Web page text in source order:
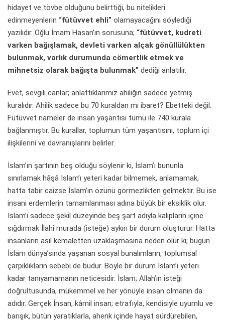
hidayet ve tövbe olduğunu belirttiği, bu nitelikleri
edinmeyenlerin “fütüvvet ehli” olamayacağını söylediği
yazılıdır. Oğlu İmam Hasan’ın sorusuna; “fütüvvet, kudreti
varken bağışlamak, devleti varken alçak gönüllülükten
bulunmak, varlık durumunda cömertlik etmek ve
mihnetsiz olarak bağışta bulunmak” dediği anlatılır.
Evet, sevgili canlar; anlattıklarımız ahiliğin sadece yetmiş
kuralıdır. Ahilik sadece bu 70 kuraldan mı ibaret? Ebetteki değil.
Fütüvvet nameler de insan yaşantısı tümü ile 740 kurala
bağlanmıştır. Bu kurallar, toplumun tüm yaşantısını, toplum içi
ilişkilerini ve davranışlarını belirler.
İslam’ın şartının beş olduğu söylenir ki, İslam’ı bununla
sınırlamak hâşâ İslam’ı yeteri kadar bilmemek, anlamamak,
hatta tabir caizse İslam’ın özünü görmezlikten gelmektir. Bu ise
insani erdemlerin tamamlanması adına büyük bir eksiklik olur.
İslam’ı sadece şekil düzeyinde beş şart adıyla kalıpların içine
sığdırmak İlahi murada (isteğe) aykırı bir durum oluşturur. Hatta
insanların asıl kemaletten uzaklaşmasına neden olur ki; bugün
İslam dünya’sında yaşanan sosyal bunalımların, toplumsal
çarpıklıkların sebebi de budur. Böyle bir durum İslam’ı yeteri
kadar tanıyamamanın neticesidir. İslam; Allah’ın isteği
doğrultusunda, mükemmel ve her yönüyle insan olmanın da
adıdır. Gerçek İnsan, kâmil insan; etrafıyla, kendisiyle uyumlu ve
barışık, bütün yaratıklarla, ahenk içinde hayat sürdürebilen,